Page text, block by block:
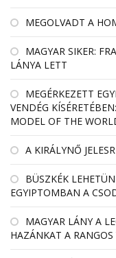
MEGOLVADT A
MAGYAR SIKER:
LÁNYA LETT
MEGÉRKEZETT
VENDÉG
MODEL OF THE
A KIRÁLYNŐ
BÜSZKÉK
EGYIPTOMBAN A
MAGYAR LÁNY A
HAZÁNKAT A RANGOS